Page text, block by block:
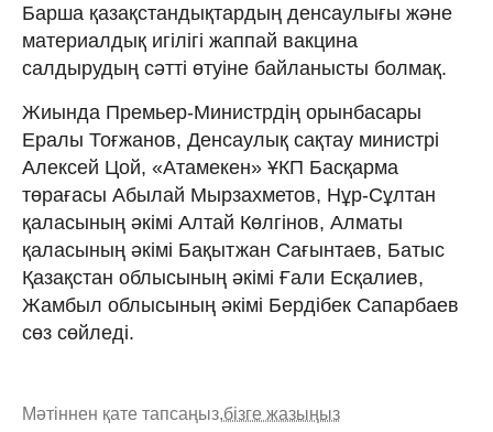
Барша қазақстандықтардың денсаулығы және
материалдық игілігі жаппай вакцина
салдырудың сәтті өтуіне байланысты болмақ.
Жиында Премьер-Министрдің орынбасары
Ералы Тоғжанов, Денсаулық сақтау министрі
Алексей Цой, «Атамекен» ҰКП Басқарма
төрағасы Абылай Мырзахметов, Нұр-Сұлтан
қаласының әкімі Алтай Көлгінов, Алматы
қаласының әкімі Бақытжан Сағынтаев, Батыс
Қазақстан облысының әкімі Ғали Есқалиев,
Жамбыл облысының әкімі Бердібек Сапарбаев
сөз сөйледі.
Мәтіннен қате тапсаңыз,бізге жазыңыз